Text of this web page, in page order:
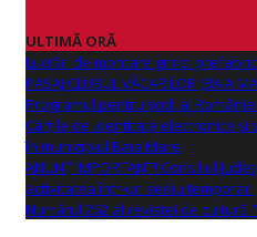
ULTIMĂ ORĂ
Lucrări de montare grinzi
PASAJ CLUBUL VĂCARILOR (BAIA
Programul pentru școli al
Cărțile de identitate electronice și
în municipiul Baia Mare
ANUNŢ IMPORTANT! Consiliul
activitatea într-un sediu temporar.
Numărul 262 al revistei de cultură